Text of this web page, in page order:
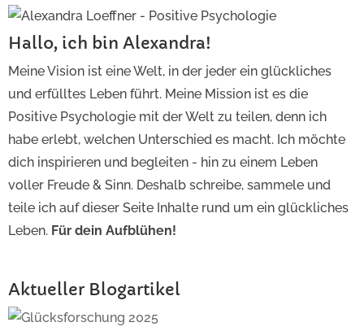
Hallo, ich bin Alexandra!
Meine Vision ist eine Welt, in der jeder ein glückliches
und erfülltes Leben führt. Meine Mission ist es die
Positive Psychologie mit der Welt zu teilen, denn ich
habe erlebt, welchen Unterschied es macht. Ich möchte
dich inspirieren und begleiten - hin zu einem Leben
voller Freude & Sinn. Deshalb schreibe, sammele und
teile ich auf dieser Seite Inhalte rund um ein glückliches
Leben. Für dein Aufblühen!
Aktueller Blogartikel